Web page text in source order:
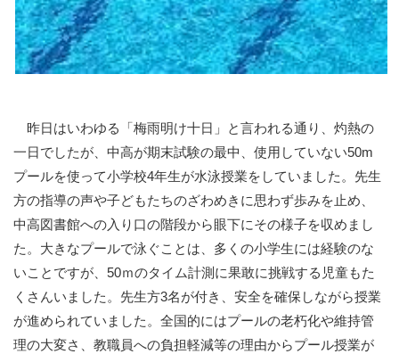
昨日はいわゆる「梅雨明け十日」と言われる通り、灼熱の
一日でしたが、中高が期末試験の最中、使用していない50m
プールを使って小学校4年生が水泳授業をしていました。先生
方の指導の声や子どもたちのざわめきに思わず歩みを止め、
中高図書館への入り口の階段から眼下にその様子を収めまし
た。大きなプールで泳ぐことは、多くの小学生には経験のな
いことですが、50ｍのタイム計測に果敢に挑戦する児童もた
くさんいました。先生方3名が付き、安全を確保しながら授業
が進められていました。全国的にはプールの老朽化や維持管
理の大変さ、教職員への負担軽減等の理由からプール授業が